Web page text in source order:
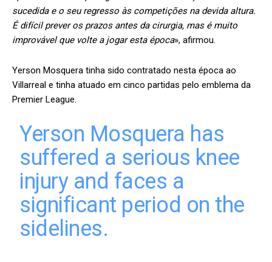
sucedida e o seu regresso às competições na devida altura.
É difícil prever os prazos antes da cirurgia, mas é muito
improvável que volte a jogar esta época», afirmou.
Yerson Mosquera tinha sido contratado nesta época ao
Villarreal e tinha atuado em cinco partidas pelo emblema da
Premier League.
Yerson Mosquera has
suffered a serious knee
injury and faces a
significant period on the
sidelines.